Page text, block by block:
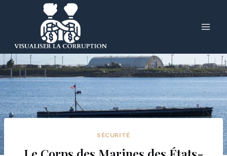
SÉCURITÉ